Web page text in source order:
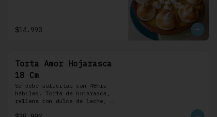
$14.990
Torta Amor Hojarasca
18 Cm
Se debe solicitar con 48hrs
hábiles. Torta de hojarasca,
rellena con dulce de leche,